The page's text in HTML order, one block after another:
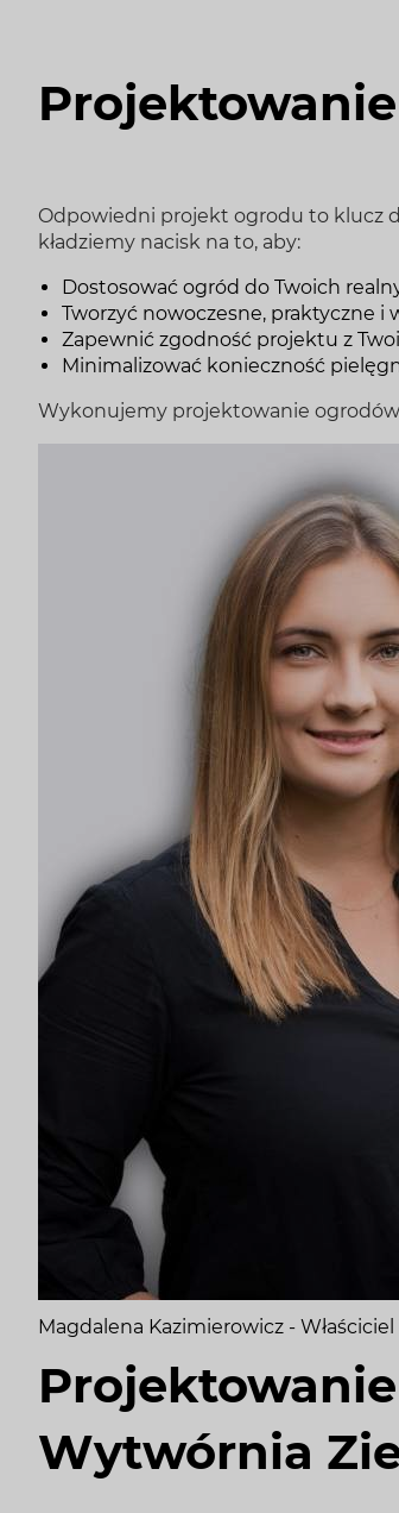
Odpowiedni projekt ogrodu to klucz
kładziemy nacisk na to, aby:
Dostosować ogród do Twoich
Tworzyć nowoczesne, praktyczne
Zapewnić zgodność projektu z
Minimalizować konieczność
Wykonujemy projektowanie ogrodów
Magdalena Kazimierowicz -
Wytwórnia